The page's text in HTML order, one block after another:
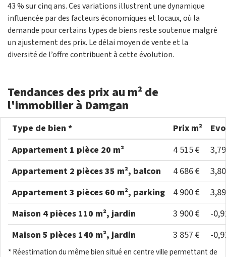
43 % sur cinq ans. Ces variations illustrent une dynamique
influencée par des facteurs économiques et locaux, où la
demande pour certains types de biens reste soutenue malgré
un ajustement des prix. Le délai moyen de vente et la
diversité de l’offre contribuent à cette évolution.
Tendances des prix au m² de
l'immobilier à Damgan
Type de bien * Prix m²
Appartement 1 pièce 20 m²
4 515 €
Appartement 2 pièces 35 m², balcon
4 686 €
Appartement 3 pièces 60 m², parking
4 900 €
Maison 4 pièces 110 m², jardin
3 900 €
-
Maison 5 pièces 140 m², jardin
3 857 € -
* Réestimation du même bien situé en centre ville permettant de